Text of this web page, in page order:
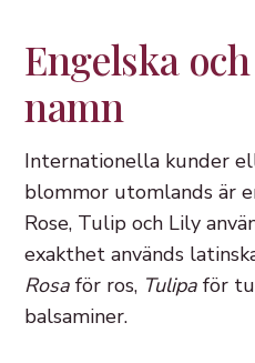
Engelska
namn
Internationella kunder
blommor utomlands är
Rose, Tulip och Lily
exakthet används
Rosa för ros, Tulipa för
balsaminer.